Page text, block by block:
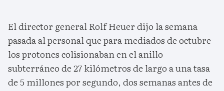
El director general Rolf Heuer dijo la semana
pasada al personal que para mediados de octubre
los protones colisionaban en el anillo
subterráneo de 27 kilómetros de largo a una tasa
de 5 millones por segundo, dos semanas antes de